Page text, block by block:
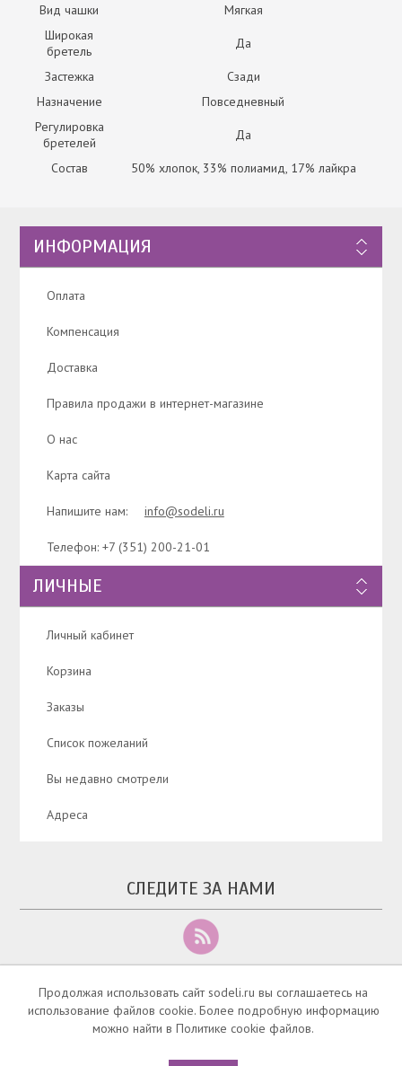
Вид чашки
Мягкая
Широкая
бретель
Да
Застежка
Сзади
Назначение
Повседневный
Регулировка
бретелей
Да
Состав 50% хлопок, 33% полиамид, 17% лайкра
ИНФОРМАЦИЯ
Оплата
Компенсация
Доставка
Правила продажи в интернет-магазине
О нас
Карта сайта
Напишите нам: info@sodeli.ru
Телефон: +7 (351) 200-21-01
ЛИЧНЫЕ
Личный кабинет
Корзина
Заказы
Список пожеланий
Вы недавно смотрели
Адреса
СЛЕДИТЕ ЗА НАМИ
Copyright © 2026 Маммологический салон Содели - Челябинск. Все права
Продолжая использовать сайт sodeli.ru вы соглашаетесь на
использование файлов cookie. Более подробную информацию
можно найти в Политике cookie файлов.